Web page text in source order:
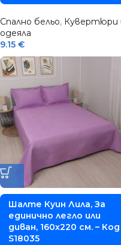
Спално бельо, Кувертюри
одеяла
9.15 €
Шалте Куин Лила, За
единично легло или
диван, 160х220 см. – Код
S18035